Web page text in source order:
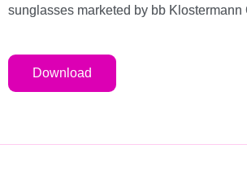
sunglasses marketed by bb Klostermann
Download